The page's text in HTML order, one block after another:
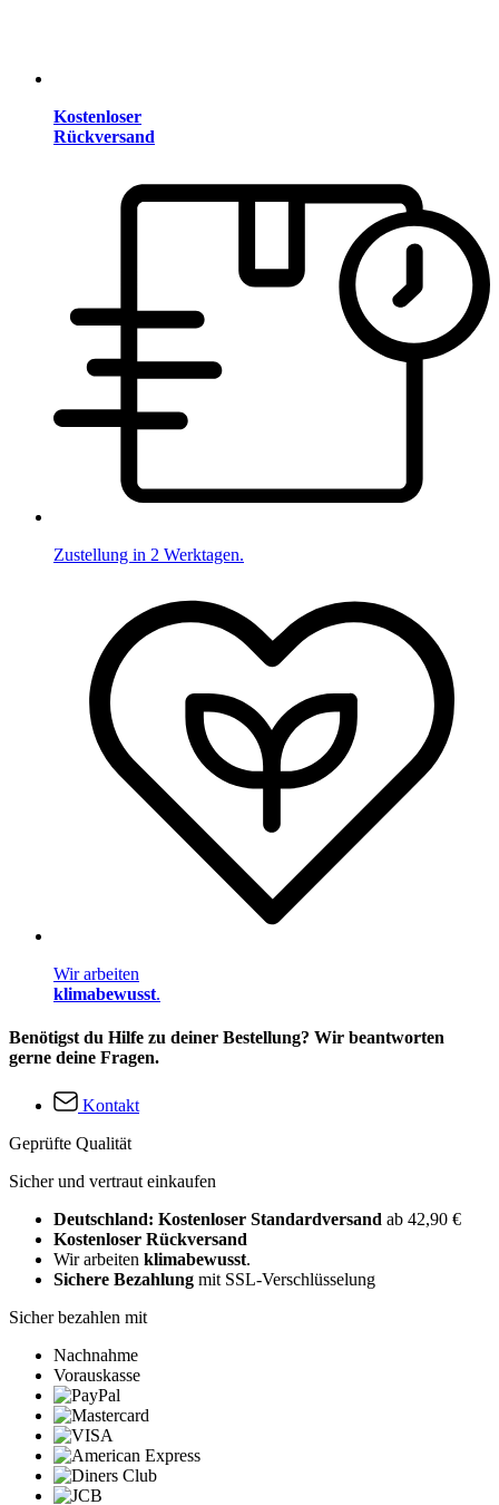
Kostenloser
Rückversand
Zustellung in 2 Werktagen.
Wir arbeiten
klimabewusst.
Benötigst du Hilfe zu deiner Bestellung? Wir beantworten
gerne deine Fragen.
Kontakt
Geprüfte Qualität
Sicher und vertraut einkaufen
Deutschland: Kostenloser Standardversand ab 42,90 €
Kostenloser Rückversand
Wir arbeiten klimabewusst.
Sichere Bezahlung mit SSL-Verschlüsselung
Sicher bezahlen mit
Nachnahme
Vorauskasse